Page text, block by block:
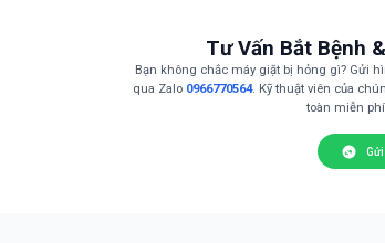
Tư Vấn Bắt Bệnh
Bạn không chắc máy giặt bị hỏng gì? Gửi
qua Zalo 0966770564. Kỹ thuật viên của
toàn miễn